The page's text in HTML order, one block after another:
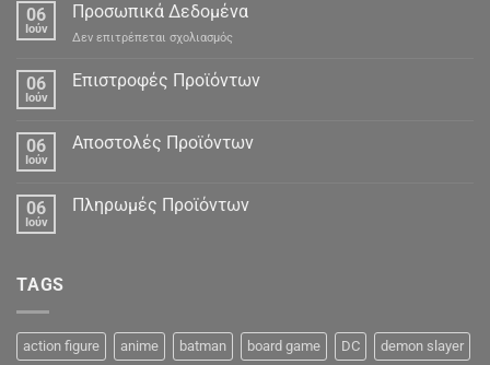
06
Ιούν
Προσωπικά Δεδομένα
Δεν επιτρέπεται σχολιασμός
Δεδομένα
06
Ιούν
Επιστροφές Προϊόντων
06
Ιούν
Αποστολές Προϊόντων
06
Ιούν
Πληρωμές Προϊόντων
TAGS
action figure anime batman board game DC demon slayer